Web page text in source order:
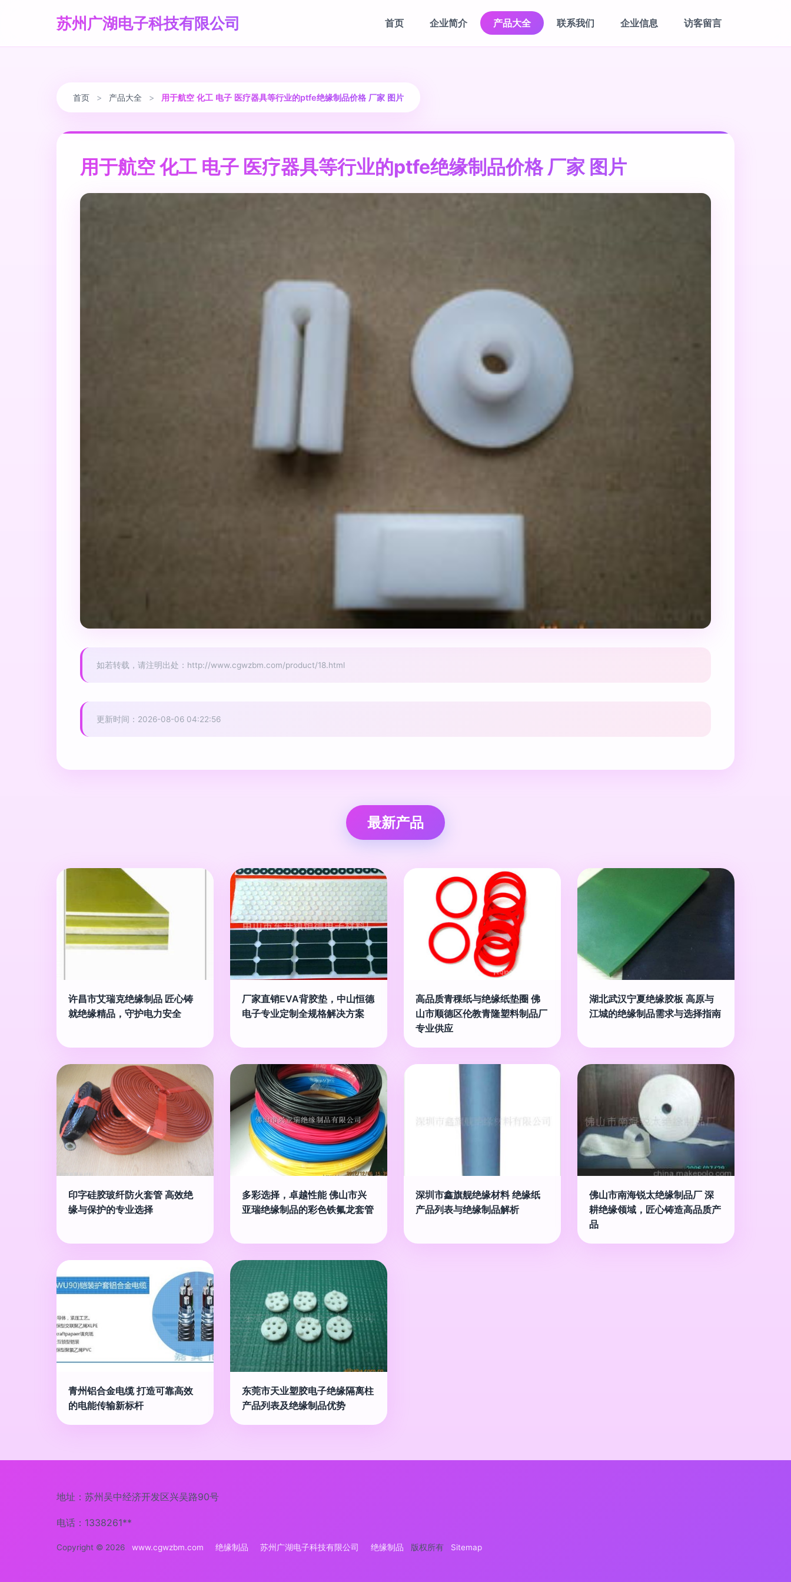
苏州广湖电子科技有限公司 首页 企业简介 产品大全 联系我们 企业信息 访客留言
首页 > 产品大全 > 用于航空 化工 电子 医疗器具等行业的ptfe绝缘制品价格 厂家 图片
用于航空 化工 电子 医疗器具等行业的ptfe绝缘制品价格 厂家 图片
如若转载，请注明出处：http://www.cgwzbm.com/product/18.html
更新时间：2026-08-06 04:22:56
最新产品
许昌市艾瑞克绝缘制品 匠心铸
就绝缘精品，守护电力安全
厂家直销EVA背胶垫，中山恒德
电子专业定制全规格解决方案
高品质青稞纸与绝缘纸垫圈 佛
山市顺德区伦教青隆塑料制品厂
专业供应
湖北武汉宁夏绝缘胶板 高原与
江城的绝缘制品需求与选择指南
印字硅胶玻纤防火套管 高效绝
缘与保护的专业选择
多彩选择，卓越性能 佛山市兴
亚瑞绝缘制品的彩色铁氟龙套管
深圳市鑫旗舰绝缘材料 绝缘纸
产品列表与绝缘制品解析
佛山市南海锐太绝缘制品厂 深
耕绝缘领域，匠心铸造高品质产
品
青州铝合金电缆 打造可靠高效
的电能传输新标杆
东莞市天业塑胶电子绝缘隔离柱
产品列表及绝缘制品优势
地址：苏州吴中经济开发区兴吴路90号
电话：1338261**
Copyright © 2026 www.cgwzbm.com 绝缘制品 苏州广湖电子科技有限公司 绝缘制品 版权所有 Sitemap